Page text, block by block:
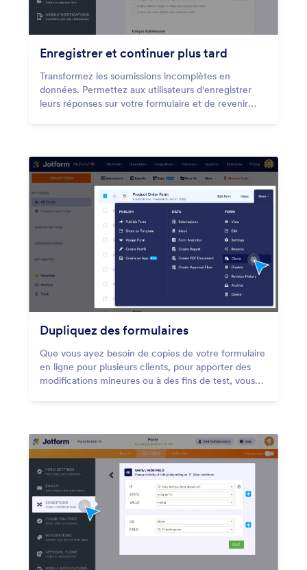
Enregistrer et continuer plus tard
Transformez les soumissions incomplètes en
données. Permettez aux utilisateurs d'enregistrer
leurs réponses sur votre formulaire et de revenir
Dupliquez des formulaires
Que vous ayez besoin de copies de votre formulaire
en ligne pour plusieurs clients, pour apporter des
modifications mineures ou à des fins de test, vous
partir de votre compte Jotform ou d'une autre page
web en un seul clic.